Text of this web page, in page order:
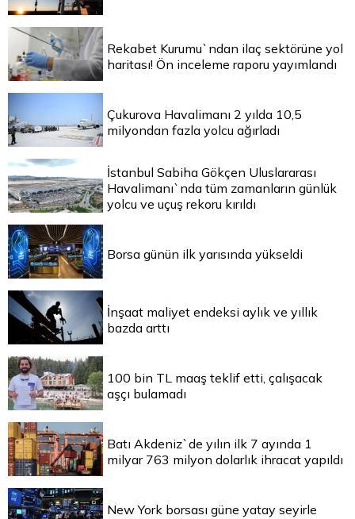
Rekabet Kurumu`ndan ilaç sektörüne yol
haritası! Ön inceleme raporu yayımlandı
Çukurova Havalimanı 2 yılda 10,5
milyondan fazla yolcu ağırladı
İstanbul Sabiha Gökçen Uluslararası
Havalimanı`nda tüm zamanların günlük
yolcu ve uçuş rekoru kırıldı
Borsa günün ilk yarısında yükseldi
İnşaat maliyet endeksi aylık ve yıllık
bazda arttı
100 bin TL maaş teklif etti, çalışacak
aşçı bulamadı
Batı Akdeniz`de yılın ilk 7 ayında 1
milyar 763 milyon dolarlık ihracat yapıldı
New York borsası güne yatay seyirle